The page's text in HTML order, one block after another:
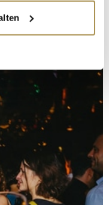
Lage
Meter genau sein
identifizieren
persönlichen Daten
Präferenzen im
Anzeigen zu
Medien anbieten
Website zu
zu Ihrer